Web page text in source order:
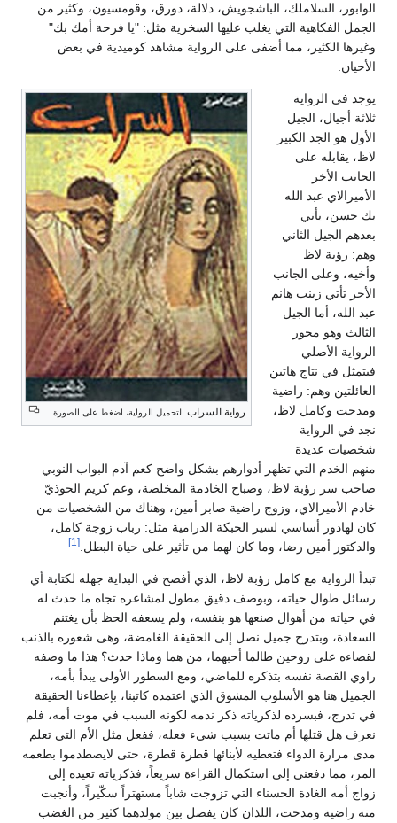
الوابور، السلاملك، الباشجويش، دلالة، دورق، وقومسيون، وكثير من
الجمل الفكاهية التي يغلب عليها السخرية مثل: "يا فرحة أمك بك"
وغيرها الكثير، مما أضفى على الرواية مشاهد كوميدية في بعض
الأحيان.
رواية السراب. لتحميل الرواية، اضغط على الصورة
يوجد في الرواية
ثلاثة أجيال، الجيل
الأول هو الجد الكبير
لاظ، يقابله على
الجانب الأخر
الأميرالاي عبد الله
بك حسن، يأتي
بعدهم الجيل الثاني
وهم: رؤبة لاظ
وأخيه، وعلى الجانب
الأخر تأتي زينب هانم
عبد الله، أما الجيل
الثالث وهو محور
الرواية الأصلي
فيتمثل في نتاج هاتين
العائلتين وهم: راضية
ومدحت وكامل لاظ،
نجد في الرواية
شخصيات عديدة
منهم الخدم التي تظهر أدوارهم بشكل واضح كعم آدم البواب النوبي
صاحب سر رؤبة لاظ، وصباح الخادمة المخلصة، وعم كريم الحوذيّ
خادم الأميرالاي، وزوج راضية صابر أمين، وهناك من الشخصيات من
كان لهادور أساسي لسير الحبكة الدرامية مثل: رباب زوجة كامل،
والدكتور أمين رضا، وما كان لهما من تأثير على حياة البطل.[1]
تبدأ الرواية مع كامل رؤبة لاظ، الذي أفصح في البداية جهله لكتابة أي
رسائل طوال حياته، وبوصف دقيق مطول لمشاعره تجاه ما حدث له
في حياته من أهوال صنعها هو بنفسه، ولم يسعفه الحظ بأن يغتنم
السعادة، وبتدرج جميل نصل إلى الحقيقة الغامضة، وهى شعوره بالذنب
لقضاءه على روحين طالما أحبهما، من هما وماذا حدث؟ هذا ما وصفه
راوي القصة نفسه بتذكره للماضي، ومع السطور الأولى يبدأ بأمه،
الجميل هنا هو الأسلوب المشوق الذي اعتمده كاتبنا، بإعطاءنا الحقيقة
في تدرج، فبسرده لذكرياته ذكر ندمه لكونه السبب في موت أمه، فلم
نعرف هل قتلها أم ماتت بسبب شيء فعله، ففعل مثل الأم التي تعلم
مدى مرارة الدواء فتعطيه لأبنائها قطرة قطرة، حتى لايصطدموا بطعمه
المر، مما دفعني إلى استكمال القراءة سريعاً، فذكرياته تعيده إلى
زواج أمه الغادة الحسناء التي تزوجت شاباً مستهتراً سكّيراً، وأنجبت
منه راضية ومدحت، اللذان كان يفصل بين مولدهما كثير من الغضب